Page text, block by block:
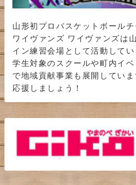
山形初プロバスケットボール
ワイヴァンズ ワイヴァンズは
イン練習会場として活動して
学生対象のスクールや町内イ
で地域貢献事業も展開してい
応援しましょう！